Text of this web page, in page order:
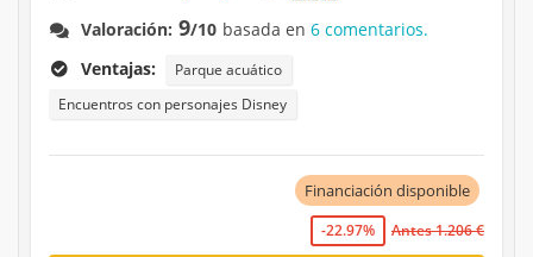
Valoración: 9/10 basada en6 comentarios.
Ventajas:
Parque acuático
Encuentros con personajes Disney
Financiación disponible
-22.97% Antes 1.206 €